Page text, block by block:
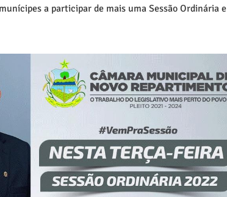
a participar de mais uma Sessão Ordinária e